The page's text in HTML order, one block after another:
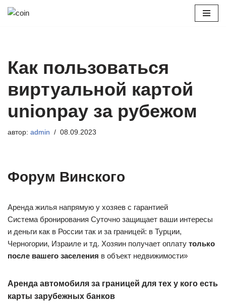
Как пользоваться
виртуальной картой
unionpay за рубежом
автор: admin 08.09.2023
Форум Винского
Аренда жилья напрямую у хозяев с гарантией
Система бронирования Суточно защищает ваши интересы
и деньги как в России так и за границей: в Турции,
Черногории, Израиле и тд. Хозяин получает оплату только
после вашего заселения в объект недвижимости»
Аренда автомобиля за границей для тех у кого есть
карты зарубежных банков